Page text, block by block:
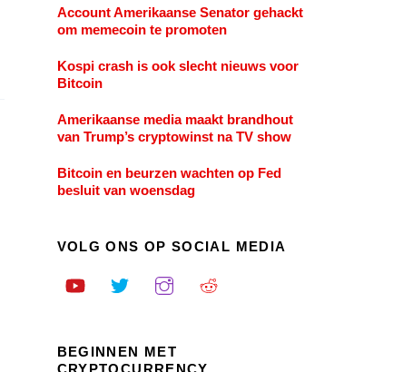
Account Amerikaanse Senator gehackt
om memecoin te promoten
Kospi crash is ook slecht nieuws voor
Bitcoin
Amerikaanse media maakt brandhout
van Trump’s cryptowinst na TV show
Bitcoin en beurzen wachten op Fed
besluit van woensdag
VOLG ONS OP SOCIAL MEDIA
BEGINNEN MET
CRYPTOCURRENCY